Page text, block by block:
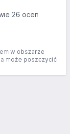
26 ocen
w obszarze
może poszczycić